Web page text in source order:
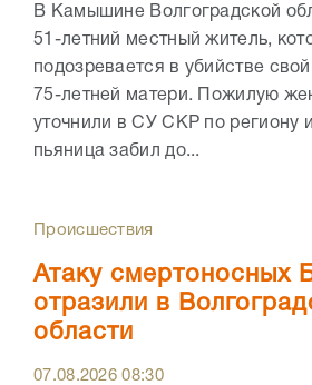
В Камышине Волгоградской
51-летний местный житель,
подозревается в убийстве
75-летней матери. Пожилую
уточнили в СУ СКР по региону
пьяница забил до...
Происшествия
Атаку смертоносных
отразили в
области
07.08.202608:30